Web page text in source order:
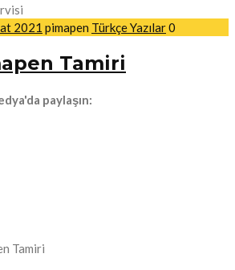
2021 pimapen Türkçe Yazılar0
Tamiri
paylaşın: